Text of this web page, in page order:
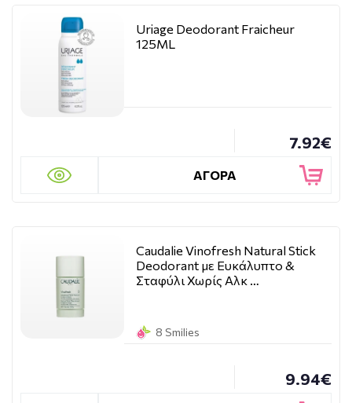
Uriage Deodorant Fraicheur
125ML
7.92€
ΑΓΟΡΑ
Caudalie Vinofresh Natural Stick
Deodorant με Ευκάλυπτο &
Σταφύλι Χωρίς Αλκ …
8 Smilies
9.94€